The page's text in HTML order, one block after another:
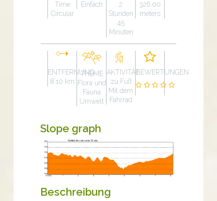
Time
Circular
Einfach
2
Stunden
45
Minuten
326.00
meters
ENTFERNUNG
8.10 km
THEME
Flora und
Fauna
Umwelt
AKTIVITÄT
zu Fuß
Mit dem
Fahrrad
BEWERTUNGEN
Slope graph
Beschreibung